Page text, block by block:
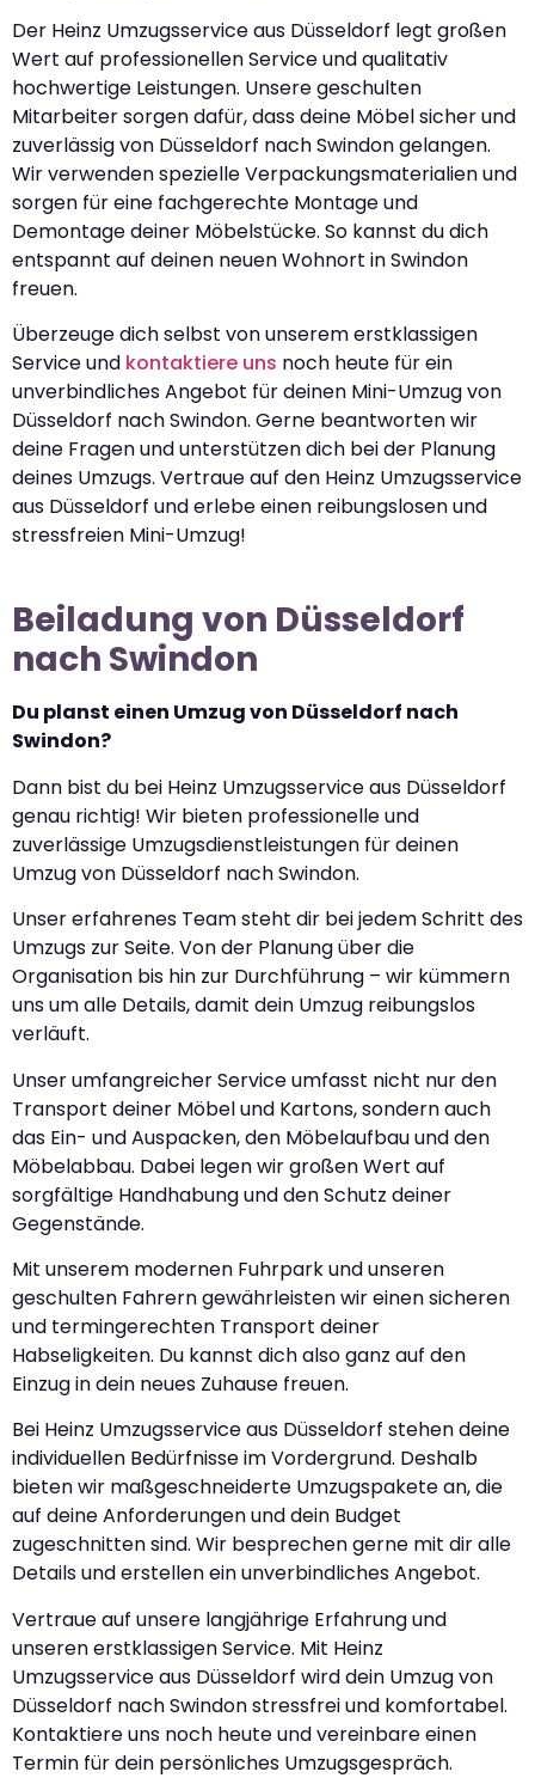
Der Heinz Umzugsservice aus Düsseldorf legt großen
Wert auf professionellen Service und qualitativ
hochwertige Leistungen. Unsere geschulten
Mitarbeiter sorgen dafür, dass deine Möbel sicher und
zuverlässig von Düsseldorf nach Swindon gelangen.
Wir verwenden spezielle Verpackungsmaterialien und
sorgen für eine fachgerechte Montage und
Demontage deiner Möbelstücke. So kannst du dich
entspannt auf deinen neuen Wohnort in Swindon
freuen.
Überzeuge dich selbst von unserem erstklassigen
Service und kontaktiere uns noch heute für ein
unverbindliches Angebot für deinen Mini-Umzug von
Düsseldorf nach Swindon. Gerne beantworten wir
deine Fragen und unterstützen dich bei der Planung
deines Umzugs. Vertraue auf den Heinz Umzugsservice
aus Düsseldorf und erlebe einen reibungslosen und
stressfreien Mini-Umzug!
Beiladung von Düsseldorf
nach Swindon
Du planst einen Umzug von Düsseldorf nach
Swindon?
Dann bist du bei Heinz Umzugsservice aus Düsseldorf
genau richtig! Wir bieten professionelle und
zuverlässige Umzugsdienstleistungen für deinen
Umzug von Düsseldorf nach Swindon.
Unser erfahrenes Team steht dir bei jedem Schritt des
Umzugs zur Seite. Von der Planung über die
Organisation bis hin zur Durchführung – wir kümmern
uns um alle Details, damit dein Umzug reibungslos
verläuft.
Unser umfangreicher Service umfasst nicht nur den
Transport deiner Möbel und Kartons, sondern auch
das Ein- und Auspacken, den Möbelaufbau und den
Möbelabbau. Dabei legen wir großen Wert auf
sorgfältige Handhabung und den Schutz deiner
Gegenstände.
Mit unserem modernen Fuhrpark und unseren
geschulten Fahrern gewährleisten wir einen sicheren
und termingerechten Transport deiner
Habseligkeiten. Du kannst dich also ganz auf den
Einzug in dein neues Zuhause freuen.
Bei Heinz Umzugsservice aus Düsseldorf stehen deine
individuellen Bedürfnisse im Vordergrund. Deshalb
bieten wir maßgeschneiderte Umzugspakete an, die
auf deine Anforderungen und dein Budget
zugeschnitten sind. Wir besprechen gerne mit dir alle
Details und erstellen ein unverbindliches Angebot.
Vertraue auf unsere langjährige Erfahrung und
unseren erstklassigen Service. Mit Heinz
Umzugsservice aus Düsseldorf wird dein Umzug von
Düsseldorf nach Swindon stressfrei und komfortabel.
Kontaktiere uns noch heute und vereinbare einen
Termin für dein persönliches Umzugsgespräch.